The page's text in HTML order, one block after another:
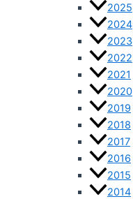
2025
2024
2023
2022
2021
2020
2019
2018
2017
2016
2015
2014